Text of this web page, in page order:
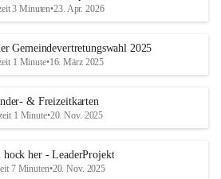
3 Minuten•23. Apr. 2026
Gemeindevertretungswahl 2025
1 Minute•16. März 2025
& Freizeitkarten
1 Minute•20. Nov. 2025
hock her - LeaderProjekt
7 Minuten•20. Nov. 2025